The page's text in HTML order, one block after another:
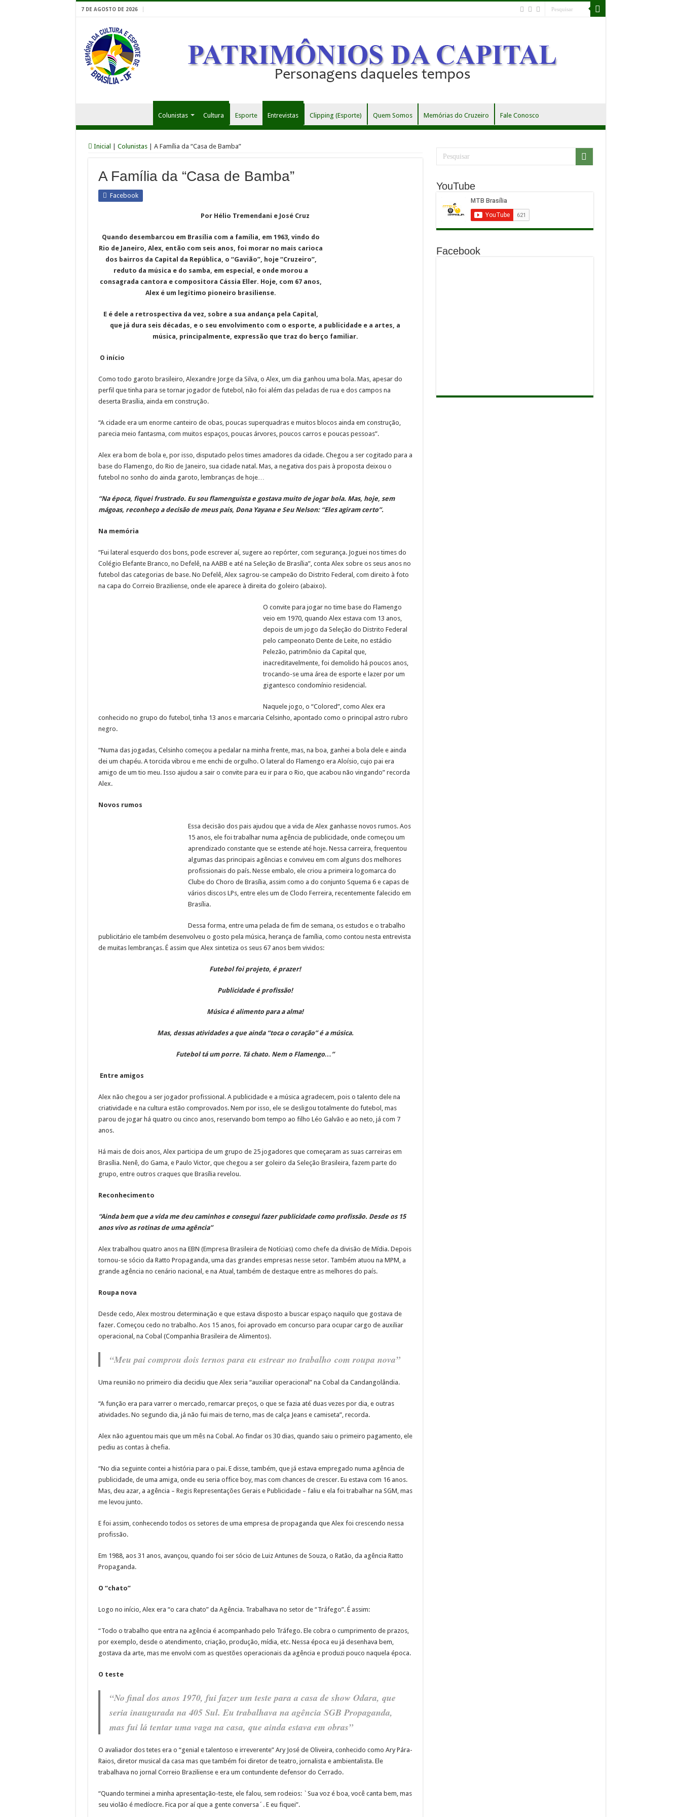
7 DE AGOSTO DE 2026
Colunistas Cultura Esporte Entrevistas Clipping (Esporte) Quem Somos Memórias do Cruzeiro Fale Conosco
Inicial Colunistas A Família da “Casa de Bamba”
A Família da “Casa de Bamba”
Facebook
Por Hélio Tremendani e José Cruz
Quando desembarcou em Brasília com a família, em 1963, vindo do
Rio de Janeiro, Alex, então com seis anos, foi morar no mais carioca
dos bairros da Capital da República, o “Gavião”, hoje “Cruzeiro”,
reduto da música e do samba, em especial, e onde morou a
consagrada cantora e compositora Cássia Eller. Hoje, com 67 anos,
Alex é um legítimo pioneiro brasiliense.
E é dele a retrospectiva da vez, sobre a sua andança pela Capital,
que já dura seis décadas, e o seu envolvimento com o esporte, a publicidade e a artes, a
música, principalmente, expressão que traz do berço familiar.
O início
Como todo garoto brasileiro, Alexandre Jorge da Silva, o Alex, um dia ganhou uma bola. Mas, apesar do
perfil que tinha para se tornar jogador de futebol, não foi além das peladas de rua e dos campos na
deserta Brasília, ainda em construção.
“A cidade era um enorme canteiro de obas, poucas superquadras e muitos blocos ainda em construção,
parecia meio fantasma, com muitos espaços, poucas árvores, poucos carros e poucas pessoas”.
Alex era bom de bola e, por isso, disputado pelos times amadores da cidade. Chegou a ser cogitado para a
base do Flamengo, do Rio de Janeiro, sua cidade natal. Mas, a negativa dos pais à proposta deixou o
futebol no sonho do ainda garoto, lembranças de hoje…
“Na época, fiquei frustrado. Eu sou flamenguista e gostava muito de jogar bola. Mas, hoje, sem
mágoas, reconheço a decisão de meus pais, Dona Yayana e Seu Nelson: “Eles agiram certo”.
Na memória
“Fui lateral esquerdo dos bons, pode escrever aí, sugere ao repórter, com segurança. Joguei nos times do
Colégio Elefante Branco, no Defelê, na AABB e até na Seleção de Brasília”, conta Alex sobre os seus anos no
futebol das categorias de base. No Defelê, Alex sagrou-se campeão do Distrito Federal, com direito à foto
na capa do Correio Braziliense, onde ele aparece à direita do goleiro (abaixo).
O convite para jogar no time base do Flamengo
veio em 1970, quando Alex estava com 13 anos,
depois de um jogo da Seleção do Distrito Federal
pelo campeonato Dente de Leite, no estádio
Pelezão, patrimônio da Capital que,
inacreditavelmente, foi demolido há poucos anos,
trocando-se uma área de esporte e lazer por um
gigantesco condomínio residencial.
Naquele jogo, o “Colored”, como Alex era
conhecido no grupo do futebol, tinha 13 anos e marcaria Celsinho, apontado como o principal astro rubro
negro.
“Numa das jogadas, Celsinho começou a pedalar na minha frente, mas, na boa, ganhei a bola dele e ainda
dei um chapéu. A torcida vibrou e me enchi de orgulho. O lateral do Flamengo era Aloísio, cujo pai era
amigo de um tio meu. Isso ajudou a sair o convite para eu ir para o Rio, que acabou não vingando” recorda
Alex.
Novos rumos
Essa decisão dos pais ajudou que a vida de Alex ganhasse novos rumos. Aos
15 anos, ele foi trabalhar numa agência de publicidade, onde começou um
aprendizado constante que se estende até hoje. Nessa carreira, frequentou
algumas das principais agências e conviveu em com alguns dos melhores
profissionais do país. Nesse embalo, ele criou a primeira logomarca do
Clube do Choro de Brasília, assim como a do conjunto Squema 6 e capas de
vários discos LPs, entre eles um de Clodo Ferreira, recentemente falecido em
Brasília.
Dessa forma, entre uma pelada de fim de semana, os estudos e o trabalho
publicitário ele também desenvolveu o gosto pela música, herança de família, como contou nesta entrevista
de muitas lembranças. É assim que Alex sintetiza os seus 67 anos bem vividos:
Futebol foi projeto, é prazer!
Publicidade é profissão!
Música é alimento para a alma!
Mas, dessas atividades a que ainda “toca o coração” é a música.
Futebol tá um porre. Tá chato. Nem o Flamengo…”
Entre amigos
Alex não chegou a ser jogador profissional. A publicidade e a música agradecem, pois o talento dele na
criatividade e na cultura estão comprovados. Nem por isso, ele se desligou totalmente do futebol, mas
parou de jogar há quatro ou cinco anos, reservando bom tempo ao filho Léo Galvão e ao neto, já com 7
anos.
Há mais de dois anos, Alex participa de um grupo de 25 jogadores que começaram as suas carreiras em
Brasília. Nenê, do Gama, e Paulo Victor, que chegou a ser goleiro da Seleção Brasileira, fazem parte do
grupo, entre outros craques que Brasília revelou.
Reconhecimento
“Ainda bem que a vida me deu caminhos e consegui fazer publicidade como profissão. Desde os 15
anos vivo as rotinas de uma agência”
Alex trabalhou quatro anos na EBN (Empresa Brasileira de Notícias) como chefe da divisão de Mídia. Depois
tornou-se sócio da Ratto Propaganda, uma das grandes empresas nesse setor. Também atuou na MPM, a
grande agência no cenário nacional, e na Atual, também de destaque entre as melhores do país.
Roupa nova
Desde cedo, Alex mostrou determinação e que estava disposto a buscar espaço naquilo que gostava de
fazer. Começou cedo no trabalho. Aos 15 anos, foi aprovado em concurso para ocupar cargo de auxiliar
operacional, na Cobal (Companhia Brasileira de Alimentos).
“Meu pai comprou dois ternos para eu estrear no trabalho com roupa nova”
Uma reunião no primeiro dia decidiu que Alex seria “auxiliar operacional” na Cobal da Candangolândia.
“A função era para varrer o mercado, remarcar preços, o que se fazia até duas vezes por dia, e outras
atividades. No segundo dia, já não fui mais de terno, mas de calça Jeans e camiseta”, recorda.
Alex não aguentou mais que um mês na Cobal. Ao findar os 30 dias, quando saiu o primeiro pagamento, ele
pediu as contas à chefia.
“No dia seguinte contei a história para o pai. E disse, também, que já estava empregado numa agência de
publicidade, de uma amiga, onde eu seria office boy, mas com chances de crescer. Eu estava com 16 anos.
Mas, deu azar, a agência – Regis Representações Gerais e Publicidade – faliu e ela foi trabalhar na SGM, mas
me levou junto.
E foi assim, conhecendo todos os setores de uma empresa de propaganda que Alex foi crescendo nessa
profissão.
Em 1988, aos 31 anos, avançou, quando foi ser sócio de Luiz Antunes de Souza, o Ratão, da agência Ratto
Propaganda.
O “chato”
Logo no início, Alex era “o cara chato” da Agência. Trabalhava no setor de “Tráfego”. É assim:
“Todo o trabalho que entra na agência é acompanhado pelo Tráfego. Ele cobra o cumprimento de prazos,
por exemplo, desde o atendimento, criação, produção, mídia, etc. Nessa época eu já desenhava bem,
gostava da arte, mas me envolvi com as questões operacionais da agência e produzi pouco naquela época.
O teste
“No final dos anos 1970, fui fazer um teste para a casa de show Odara, que
seria inaugurada na 405 Sul. Eu trabalhava na agência SGB Propaganda,
mas fui lá tentar uma vaga na casa, que ainda estava em obras”
O avaliador dos tetes era o “genial e talentoso e irreverente” Ary José de Oliveira, conhecido como Ary Pára-
Raios, diretor musical da casa mas que também foi diretor de teatro, jornalista e ambientalista. Ele
trabalhava no jornal Correio Braziliense e era um contundente defensor do Cerrado.
“Quando terminei a minha apresentação-teste, ele falou, sem rodeios: `Sua voz é boa, você canta bem, mas
seu violão é medíocre. Fica por aí que a gente conversa´. E eu fiquei”.
YouTube
Facebook